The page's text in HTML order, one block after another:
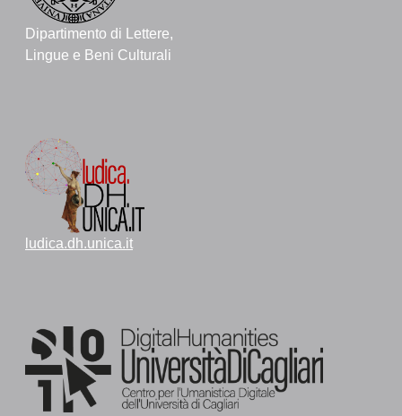
Dipartimento di Lettere,
Lingue e Beni Culturali
ludica.dh.unica.it